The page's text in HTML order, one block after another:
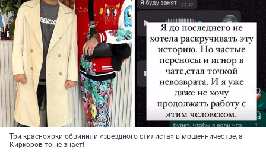
Три красноярки обвинили «звездного стилиста» в мошенничестве, а
Киркоров-то не знает!